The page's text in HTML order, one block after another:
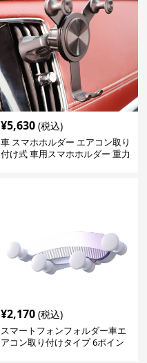
¥5,630 (税込)
車 スマホホルダー エアコン取り
付け式 車用スマホホルダー 重力
¥2,170 (税込)
スマートフォンフォルダー車エ
アコン取り付けタイプ 6ポイン